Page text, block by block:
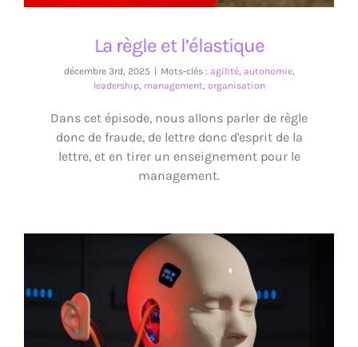
La règle et l’élastique
décembre 3rd, 2025 Mots-clés : agilité, autonomie,
leadership, management, organisation
Dans cet épisode, nous allons parler de règle
donc de fraude, de lettre donc d'esprit de la
lettre, et en tirer un enseignement pour le
management.
IA, paresse et béquilles